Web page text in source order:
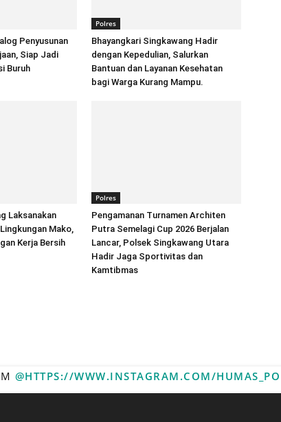
Penyusunan
Siap Jadi
Buruh
Polres
Bhayangkari Singkawang Hadir
dengan Kepedulian, Salurkan
Bantuan dan Layanan Kesehatan
bagi Warga Kurang Mampu.
Laksanakan
Mako,
Kerja Bersih
Polres
Pengamanan Turnamen Architen
Putra Semelagi Cup 2026 Berjalan
Lancar, Polsek Singkawang Utara
Hadir Jaga Sportivitas dan
Kamtibmas
@HTTPS://WWW.INSTAGRAM.COM/